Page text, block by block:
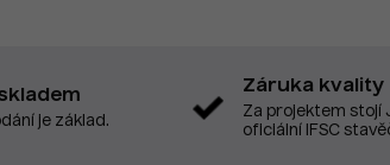
je základ.
Záruka kvality
Za projektem stojí
oficiální IFSC